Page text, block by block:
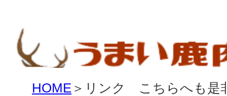
HOME ＞リンク こちらへも是